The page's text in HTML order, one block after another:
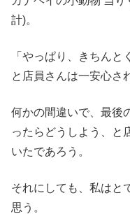
計)。
「やっぱり、きちんと
と店員さんは一安心さ
何かの間違いで、最後
ったらどうしよう、と
いたであろう。
それにしても、私はと
思う。